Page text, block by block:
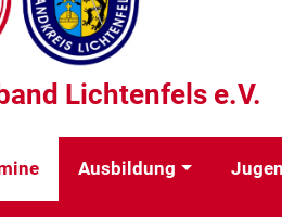
Lichtenfels e.V.
Ausbildung